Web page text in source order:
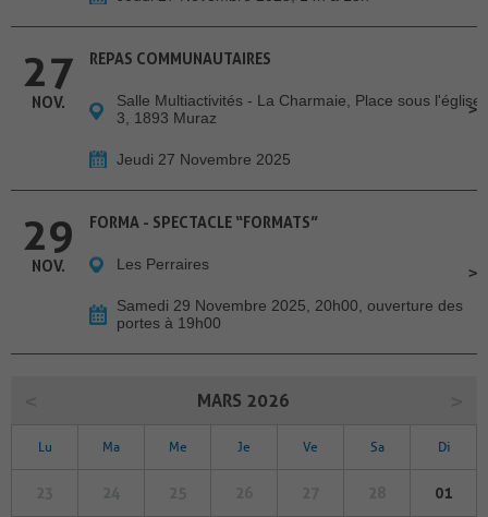
27
NOV.
REPAS COMMUNAUTAIRES
Salle Multiactivités - La Charmaie, Place sous l'église
3, 1893 Muraz
Jeudi 27 Novembre 2025
29
NOV.
FORMA - SPECTACLE “FORMATS”
Les Perraires
Samedi 29 Novembre 2025, 20h00, ouverture des
portes à 19h00
MARS 2026
Lu Ma Me Je Ve Sa Di
01